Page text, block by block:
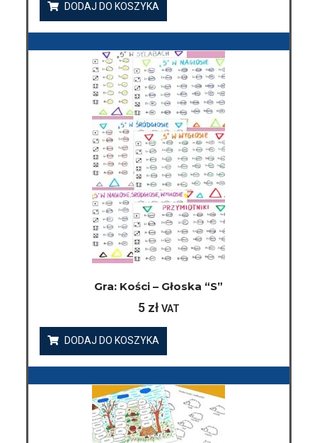
DODAJ DO KOSZYKA
Gra: Kości – Głoska “s”
5 zł VAT
DODAJ DO KOSZYKA